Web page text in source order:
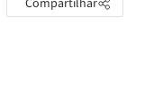
Compartilhar